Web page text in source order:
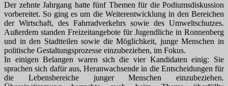
Der zehnte Jahrgang hatte fünf Themen für die Podiumsdiskussion
vorbereitet. So ging es um die Weiterentwicklung in den Bereichen
der Wirtschaft, des Fahrradverkehrs sowie des Umweltschutzes.
Außerdem standen Freizeitangebote für Jugendliche in Ronnenberg
und in den Stadtteilen sowie die Möglichkeit, junge Menschen in
politische Gestaltungsprozesse einzubeziehen, im Fokus.
In einigen Belangen waren sich die vier Kandidaten einig: Sie
sprachen sich dafür aus, Heranwachsende in die Entscheidungen für
die Lebensbereiche junger Menschen einzubeziehen.